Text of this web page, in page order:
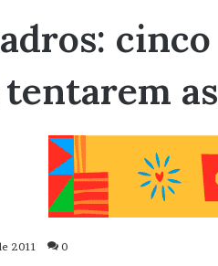
tentarem
2011 0